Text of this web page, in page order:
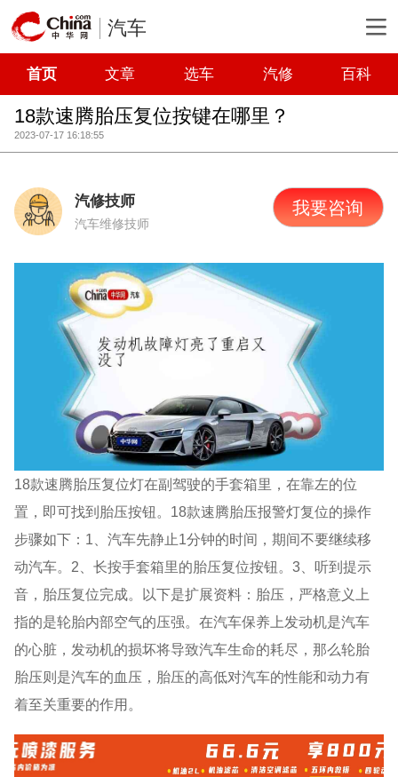
汽车
首页 文章 选车 汽修 百科
18款速腾胎压复位按键在哪里？
2023-07-17 16:18:55
汽修技师
汽车维修技师
我要咨询
18款速腾胎压复位灯在副驾驶的手套箱里，在靠左的位
置，即可找到胎压按钮。18款速腾胎压报警灯复位的操作
步骤如下：1、汽车先静止1分钟的时间，期间不要继续移
动汽车。2、长按手套箱里的胎压复位按钮。3、听到提示
音，胎压复位完成。以下是扩展资料：胎压，严格意义上
指的是轮胎内部空气的压强。在汽车保养上发动机是汽车
的心脏，发动机的损坏将导致汽车生命的耗尽，那么轮胎
胎压则是汽车的血压，胎压的高低对汽车的性能和动力有
着至关重要的作用。